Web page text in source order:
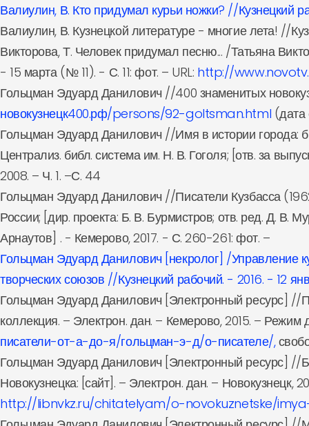
Валиулин, В. Кто придумал курьи ножки? //Кузнецкий
Валиулин, В. Кузнецкой литературе - многие лета! //
Викторова, Т. Человек придумал песню... /Татьяна
- 15 марта (№ 11). - С. 11: фот. – URL: http://
Гольцман Эдуард Данилович //400 знаменитых
новокузнецк400.рф/persons/92-goltsman.html (дата
Гольцман Эдуард Данилович //Имя в истории города:
Централиз. библ. система им. Н. В. Гоголя; [отв. за
2008. – Ч. 1. –С. 44
Гольцман Эдуард Данилович //Писатели Кузбасса
России; [дир. проекта: Б. В. Бурмистров; отв. ред. Д. В.
Арнаутов] . - Кемерово, 2017. - С. 260-261: фот. –
Гольцман Эдуард Данилович [некролог] /Управление
творческих союзов //Кузнецкий рабочий. - 2016. - 12
Гольцман Эдуард Данилович [Электронный ресурс] //
коллекция. – Электрон. дан. – Кемерово, 2015. – Режим
писатели-от-а-до-я/гольцман-э-д/о-писателе/,
Гольцман Эдуард Данилович [Электронный ресурс] //
Новокузнецка: [сайт]. – Электрон. дан. – Новокузнецк,
http://libnvkz.ru/chitatelyam/o-novokuznetske/